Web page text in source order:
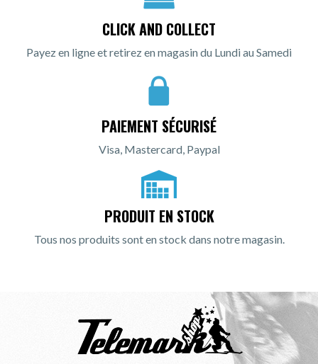
CLICK AND COLLECT
Payez en ligne et retirez en magasin du Lundi au Samedi
PAIEMENT SÉCURISÉ
Visa, Mastercard, Paypal
PRODUIT EN STOCK
Tous nos produits sont en stock dans notre magasin.